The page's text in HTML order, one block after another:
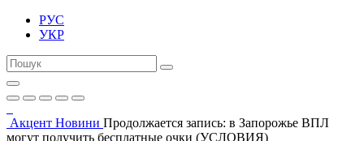
РУС
УКР
Акцент Новини Продолжается запись: в Запорожье ВПЛ
могут получить бесплатные очки (УСЛОВИЯ)